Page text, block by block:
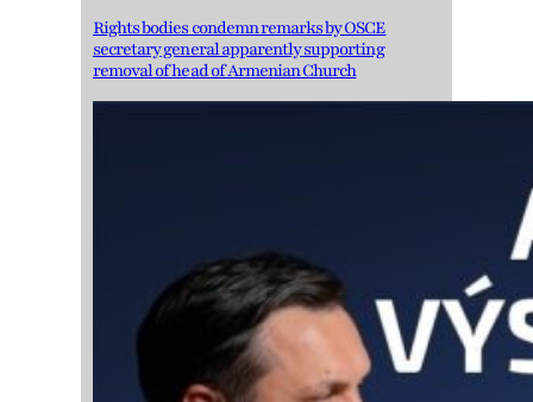
Rights bodies condemn remarks by OSCE
secretary general apparently supporting
removal of head of Armenian Church